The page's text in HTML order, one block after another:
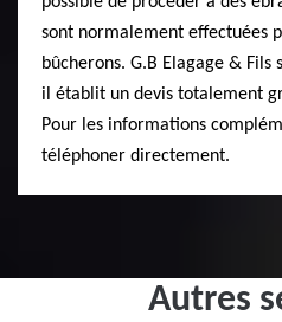
sont normalement effectuées
bûcherons. G.B Elagage &
il établit un devis totalement
Pour les informations
téléphoner directement.
Autres